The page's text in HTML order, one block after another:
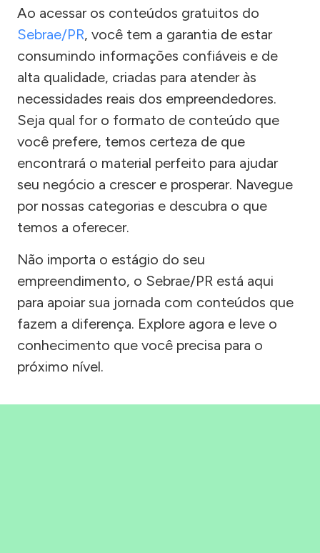
Ao acessar os conteúdos gratuitos do
Sebrae/PR, você tem a garantia de estar
consumindo informações confiáveis e de
alta qualidade, criadas para atender às
necessidades reais dos empreendedores.
Seja qual for o formato de conteúdo que
você prefere, temos certeza de que
encontrará o material perfeito para ajudar
seu negócio a crescer e prosperar. Navegue
por nossas categorias e descubra o que
temos a oferecer.
Não importa o estágio do seu
empreendimento, o Sebrae/PR está aqui
para apoiar sua jornada com conteúdos que
fazem a diferença. Explore agora e leve o
conhecimento que você precisa para o
próximo nível.